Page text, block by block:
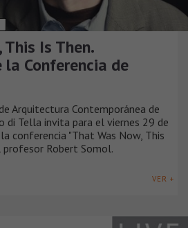
Is Then.
la Conferencia de
Arquitectura Contemporánea de
di Tella invita para el viernes 29 de
conferencia "That Was Now, This
profesor Robert Somol.
VER +